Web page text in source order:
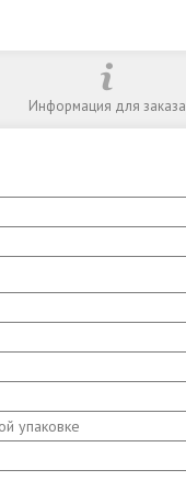
Информация для заказа
упаковке